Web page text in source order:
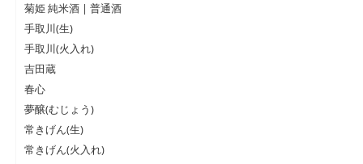
菊姫 純米酒 | 普通酒
手取川(生)
手取川(火入れ)
吉田蔵
春心
夢醸(むじょう)
常きげん(生)
常きげん(火入れ)